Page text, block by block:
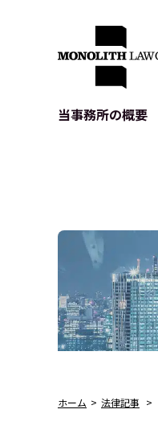
当事務所の概要
アクセスIPO（上場）支援
ホーム > 法律記事 >